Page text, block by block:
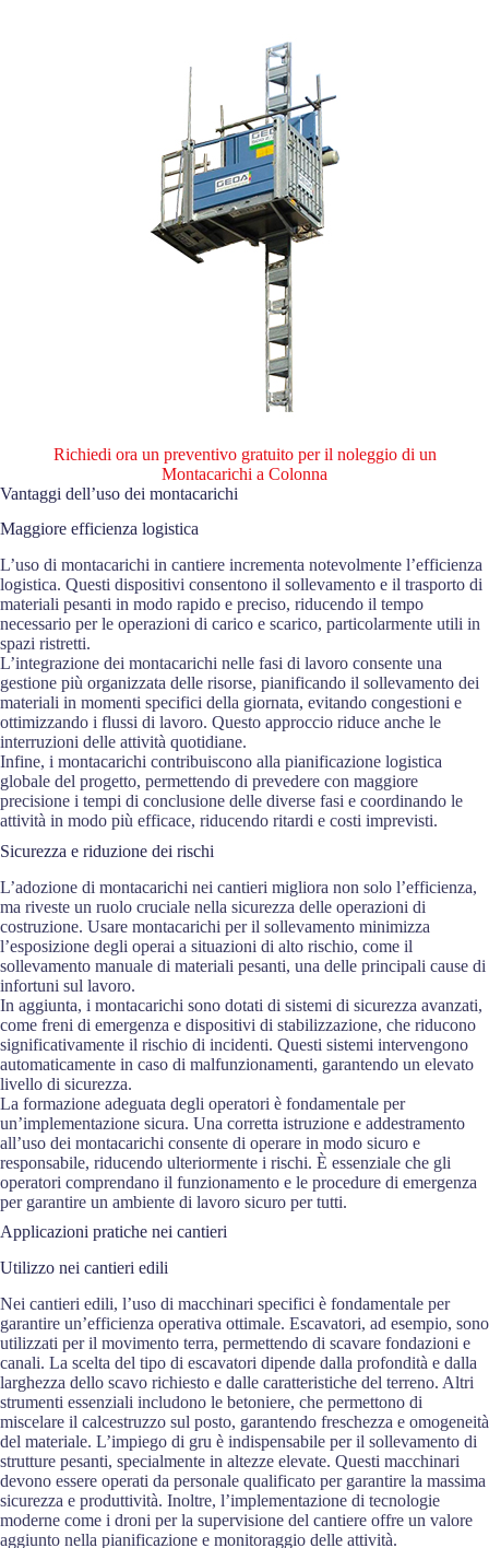
Richiedi ora un preventivo gratuito per il noleggio di un
Montacarichi a Colonna
Vantaggi dell’uso dei montacarichi
Maggiore efficienza logistica
L’uso di montacarichi in cantiere incrementa notevolmente l’efficienza
logistica. Questi dispositivi consentono il sollevamento e il trasporto di
materiali pesanti in modo rapido e preciso, riducendo il tempo
necessario per le operazioni di carico e scarico, particolarmente utili in
spazi ristretti.
L’integrazione dei montacarichi nelle fasi di lavoro consente una
gestione più organizzata delle risorse, pianificando il sollevamento dei
materiali in momenti specifici della giornata, evitando congestioni e
ottimizzando i flussi di lavoro. Questo approccio riduce anche le
interruzioni delle attività quotidiane.
Infine, i montacarichi contribuiscono alla pianificazione logistica
globale del progetto, permettendo di prevedere con maggiore
precisione i tempi di conclusione delle diverse fasi e coordinando le
attività in modo più efficace, riducendo ritardi e costi imprevisti.
Sicurezza e riduzione dei rischi
L’adozione di montacarichi nei cantieri migliora non solo l’efficienza,
ma riveste un ruolo cruciale nella sicurezza delle operazioni di
costruzione. Usare montacarichi per il sollevamento minimizza
l’esposizione degli operai a situazioni di alto rischio, come il
sollevamento manuale di materiali pesanti, una delle principali cause di
infortuni sul lavoro.
In aggiunta, i montacarichi sono dotati di sistemi di sicurezza avanzati,
come freni di emergenza e dispositivi di stabilizzazione, che riducono
significativamente il rischio di incidenti. Questi sistemi intervengono
automaticamente in caso di malfunzionamenti, garantendo un elevato
livello di sicurezza.
La formazione adeguata degli operatori è fondamentale per
un’implementazione sicura. Una corretta istruzione e addestramento
all’uso dei montacarichi consente di operare in modo sicuro e
responsabile, riducendo ulteriormente i rischi. È essenziale che gli
operatori comprendano il funzionamento e le procedure di emergenza
per garantire un ambiente di lavoro sicuro per tutti.
Applicazioni pratiche nei cantieri
Utilizzo nei cantieri edili
Nei cantieri edili, l’uso di macchinari specifici è fondamentale per
garantire un’efficienza operativa ottimale. Escavatori, ad esempio, sono
utilizzati per il movimento terra, permettendo di scavare fondazioni e
canali. La scelta del tipo di escavatori dipende dalla profondità e dalla
larghezza dello scavo richiesto e dalle caratteristiche del terreno. Altri
strumenti essenziali includono le betoniere, che permettono di
miscelare il calcestruzzo sul posto, garantendo freschezza e omogeneità
del materiale. L’impiego di gru è indispensabile per il sollevamento di
strutture pesanti, specialmente in altezze elevate. Questi macchinari
devono essere operati da personale qualificato per garantire la massima
sicurezza e produttività. Inoltre, l’implementazione di tecnologie
moderne come i droni per la supervisione del cantiere offre un valore
aggiunto nella pianificazione e monitoraggio delle attività.